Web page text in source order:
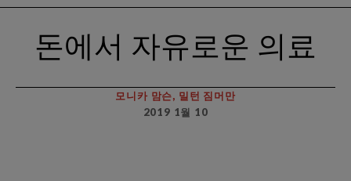
돈에서 자유로운 의료
모니카 맘슨, 밀턴 짐머만
2019 1월 10